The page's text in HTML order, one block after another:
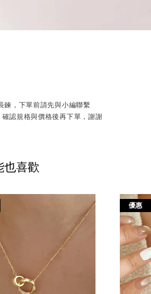
鍊，下單前請先與小編聯繫
認規格與價格後再下單，謝謝
也喜歡
優惠